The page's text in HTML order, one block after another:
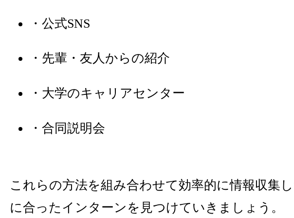
・公式SNS
・先輩・友人からの紹介
・大学のキャリアセンター
・合同説明会
これらの方法を組み合わせて効率的に情報収集
に合ったインターンを見つけていきましょう。